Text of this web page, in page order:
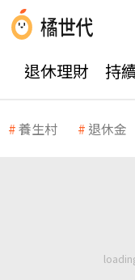
退休理財 持
養生村 退休金